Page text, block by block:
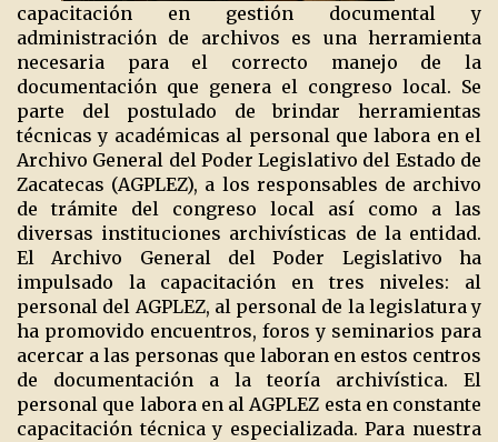
capacitación en gestión documental y
administración de archivos es una herramienta
necesaria para el correcto manejo de la
documentación que genera el congreso local. Se
parte del postulado de brindar herramientas
técnicas y académicas al personal que labora en el
Archivo General del Poder Legislativo del Estado de
Zacatecas (AGPLEZ), a los responsables de archivo
de trámite del congreso local así como a las
diversas instituciones archivísticas de la entidad.
El Archivo General del Poder Legislativo ha
impulsado la capacitación en tres niveles: al
personal del AGPLEZ, al personal de la legislatura y
ha promovido encuentros, foros y seminarios para
acercar a las personas que laboran en estos centros
de documentación a la teoría archivística. El
personal que labora en al AGPLEZ esta en constante
capacitación técnica y especializada. Para nuestra